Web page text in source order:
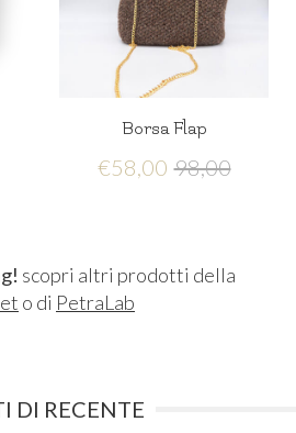
Borsa Flap
€58,00 98,00
scopri altri prodotti della
o di PetraLab
DI RECENTE